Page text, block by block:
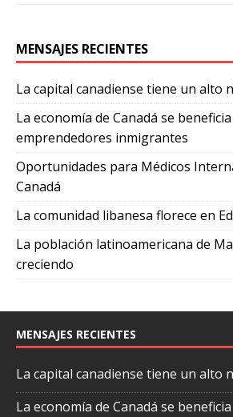
MENSAJES RECIENTES
La capital canadiense tiene un alto
La economía de Canadá se
emprendedores inmigrantes
Oportunidades para Médicos
Canadá
La comunidad libanesa florece en
La población latinoamericana de
creciendo
MENSAJES RECIENTES
La capital canadiense tiene un alto
La economía de Canadá se